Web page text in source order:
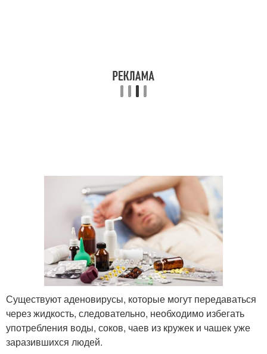
Существуют аденовирусы, которые могут передаваться
через жидкость, следовательно, необходимо избегать
употребления воды, соков, чаев из кружек и чашек уже
заразившихся людей.